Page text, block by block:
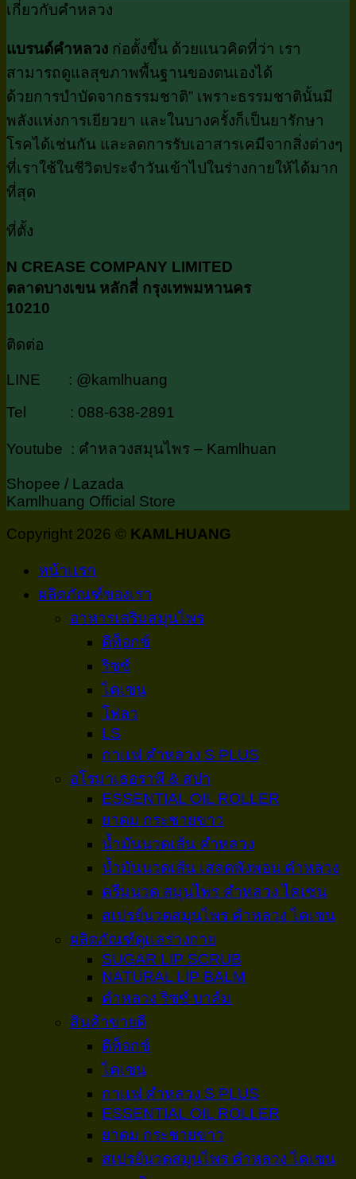
เกี่ยวกับคำหลวง
แบรนด์คำหลวง ก่อตั้งขึ้น ด้วยแนวคิดที่ว่า เรา
สามารถดูแลสุขภาพพื้นฐานของตนเองได้
ด้วยการบำบัดจากธรรมชาติ” เพราะธรรมชาตินั้นมี
พลังแห่งการเยียวยา และในบางครั้งก็เป็นยารักษา
โรคได้เช่นกัน และลดการรับเอาสารเคมีจากสิ่งต่างๆ
ที่เราใช้ในชีวิตประจำวันเข้าไปในร่างกายให้ได้มาก
ที่สุด
ที่ตั้ง
N CREASE COMPANY LIMITED
ตลาดบางเขน หลักสี่ กรุงเทพมหานคร
10210
ติดต่อ
LINE : @kamlhuang
Tel : 088-638-2891
Youtube : คำหลวงสมุนไพร – Kamlhuan
Shopee / Lazada
Kamlhuang Official Store
Copyright 2026 © KAMLHUANG
หน้าเเรก
ผลิตภัณฑ์ของเรา
อาหารเสริมสมุนไพร
ดีท็อกซ์
ริซซ์
ไคเซน
โฟลว
LS
กาเเฟ คำหลวง S PLUS
อโรมาเธอราพี & สปา
ESSENTIAL OIL ROLLER
ยาดม กระชายขาว
น้ำมันนวดเส้น คำหลวง
น้ำมันนวดเส้น เสลดพังพอน คำหลวง
ครีมนวด สมุนไพร คำหลวง ไคเซน
สเปรย์นวดสมุนไพร คำหลวง ไคเซน
ผลิตภัณฑ์ดูเเลร่างกาย
SUGAR LIP SCRUB
NATURAL LIP BALM
คำหลวง ริซซ์ บาล์ม
สินค้าขายดี
ดีท็อกซ์
ไคเซน
กาเเฟ คำหลวง S PLUS
ESSENTIAL OIL ROLLER
ยาดม กระชายขาว
สเปรย์นวดสมุนไพร คำหลวง ไคเซน